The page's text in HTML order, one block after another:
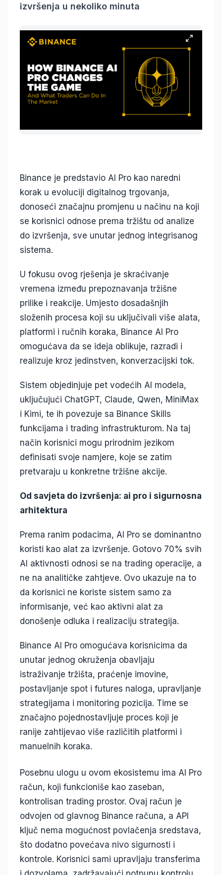
izvršenja u nekoliko minuta
Binance je predstavio AI Pro kao naredni
korak u evoluciji digitalnog trgovanja,
donoseći značajnu promjenu u načinu na koji
se korisnici odnose prema tržištu od analize
do izvršenja, sve unutar jednog integrisanog
sistema.
U fokusu ovog rješenja je skraćivanje
vremena između prepoznavanja tržišne
prilike i reakcije. Umjesto dosadašnjih
složenih procesa koji su uključivali više alata,
platformi i ručnih koraka, Binance AI Pro
omogućava da se ideja oblikuje, razradi i
realizuje kroz jedinstven, konverzacijski tok.
Sistem objedinjuje pet vodećih AI modela,
uključujući ChatGPT, Claude, Qwen, MiniMax
i Kimi, te ih povezuje sa Binance Skills
funkcijama i trading infrastrukturom. Na taj
način korisnici mogu prirodnim jezikom
definisati svoje namjere, koje se zatim
pretvaraju u konkretne tržišne akcije.
Od savjeta do izvršenja: ai pro i sigurnosna
arhitektura
Prema ranim podacima, AI Pro se dominantno
koristi kao alat za izvršenje. Gotovo 70% svih
AI aktivnosti odnosi se na trading operacije, a
ne na analitičke zahtjeve. Ovo ukazuje na to
da korisnici ne koriste sistem samo za
informisanje, već kao aktivni alat za
donošenje odluka i realizaciju strategija.
Binance AI Pro omogućava korisnicima da
unutar jednog okruženja obavljaju
istraživanje tržišta, praćenje imovine,
postavljanje spot i futures naloga, upravljanje
strategijama i monitoring pozicija. Time se
značajno pojednostavljuje proces koji je
ranije zahtijevao više različitih platformi i
manuelnih koraka.
Posebnu ulogu u ovom ekosistemu ima AI Pro
račun, koji funkcioniše kao zaseban,
kontrolisan trading prostor. Ovaj račun je
odvojen od glavnog Binance računa, a API
ključ nema mogućnost povlačenja sredstava,
što dodatno povećava nivo sigurnosti i
kontrole. Korisnici sami upravljaju transferima